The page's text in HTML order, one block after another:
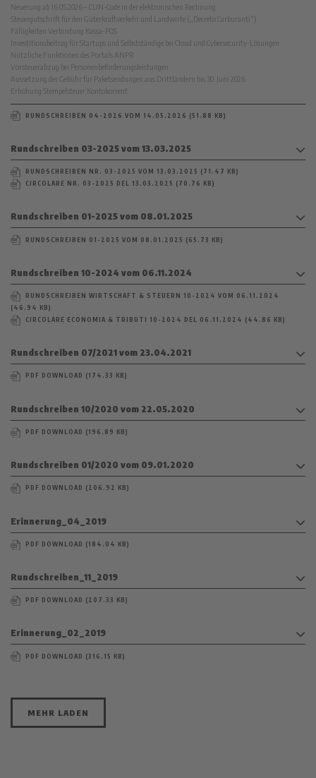
Neuerung ab 16.05.2026 – CUN-Code in der elektronischen Rechnung
Steuergutschrift für den Güterkraftverkehr und Landwirte („Decreto Carburanti“)
Fälligkeiten Verbindung Kassa-POS
Investitionsbeitrag für Startups und Selbstständige bei Cloud und Cybersecurity-Lösungen
Nützliche Funktionen des Portals ANPR
Vorsteuerabzug bei Personenbeförderungsleistungen
Aussetzung der Gebühr für Paketsendungen aus Drittländern bis 30. Juni 2026
Erhöhung Stempelsteuer Kontokorrent
RUNDSCHREIBEN 04-2026 VOM 14.05.2026 (51.88 KB)
Rundschreiben 03-2025 vom 13.03.2025
RUNDSCHREIBEN NR. 03-2025 VOM 13.03.2025 (71.47 KB)
CIRCOLARE NR. 03-2025 DEL 13.03.2025 (70.76 KB)
Rundschreiben 01-2025 vom 08.01.2025
RUNDSCHREIBEN 01-2025 VOM 08.01.2025 (65.73 KB)
Rundschreiben 10-2024 vom 06.11.2024
RUNDSCHREIBEN WIRTSCHAFT & STEUERN 10-2024 VOM 06.11.2024
(46.94 KB)
CIRCOLARE ECONOMIA & TRIBUTI 10-2024 DEL 06.11.2024 (44.86 KB)
Rundschreiben 07/2021 vom 23.04.2021
PDF DOWNLOAD (174.33 KB)
Rundschreiben 10/2020 vom 22.05.2020
PDF DOWNLOAD (196.89 KB)
Rundschreiben 01/2020 vom 09.01.2020
PDF DOWNLOAD (206.92 KB)
Erinnerung_04_2019
PDF DOWNLOAD (184.04 KB)
Rundschreiben_11_2019
PDF DOWNLOAD (207.33 KB)
Erinnerung_02_2019
PDF DOWNLOAD (316.15 KB)
MEHR LADEN